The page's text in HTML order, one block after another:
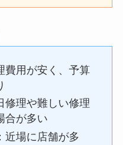
費用が安く、予算
修理や難しい修理
合が多い
近場に店舗が多